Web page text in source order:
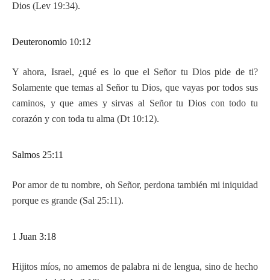
Dios (Lev 19:34).
Deuteronomio 10:12
Y ahora, Israel, ¿qué es lo que el Señor tu Dios pide de ti?
Solamente que temas al Señor tu Dios, que vayas por todos sus
caminos, y que ames y sirvas al Señor tu Dios con todo tu
corazón y con toda tu alma (Dt 10:12).
Salmos 25:11
Por amor de tu nombre, oh Señor, perdona también mi iniquidad
porque es grande (Sal 25:11).
1 Juan 3:18
Hijitos míos, no amemos de palabra ni de lengua, sino de hecho